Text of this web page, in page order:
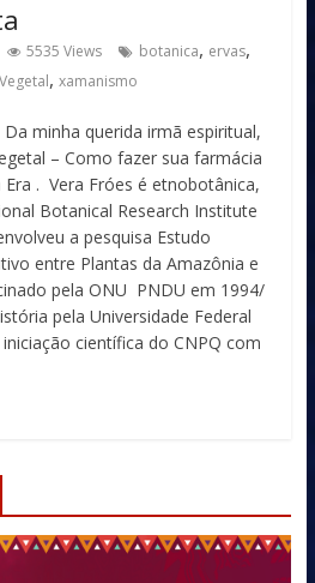
5535 Views botanica, ervas,
, xamanismo
minha querida irmã espiritual,
– Como fazer sua farmácia
. Vera Fróes é etnobotânica,
Botanical Research Institute
a pesquisa Estudo
entre Plantas da Amazônia e
pela ONU PNDU em 1994/
pela Universidade Federal
científica do CNPQ com